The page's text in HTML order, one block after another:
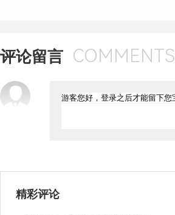
评论留言 COMMENTS
精彩评论